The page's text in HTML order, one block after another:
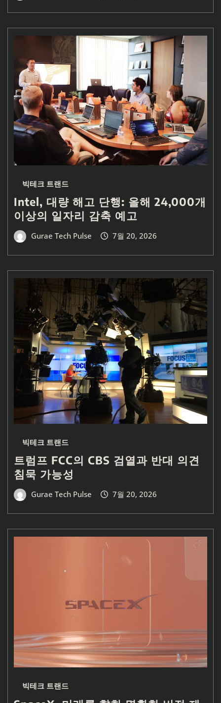
빅테크 트랜드
Intel, 대량 해고 단행: 올해 24,000개
이상의 일자리 감축 예고
Gurae Tech Pulse 7월 20, 2026
빅테크 트랜드
트럼프 FCC의 CBS 검열과 반대 의견
침묵 가능성
Gurae Tech Pulse 7월 20, 2026
빅테크 트랜드